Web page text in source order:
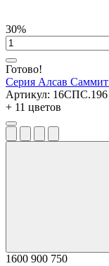
30%
Готово!
Серия Алсав Саммит
Артикул: 16СПС.196
+ 11 цветов
1600 900 750